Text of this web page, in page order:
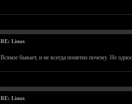
RE: Linux
Всякое бывает, и не всегда понятно почему. Не
RE: Linux